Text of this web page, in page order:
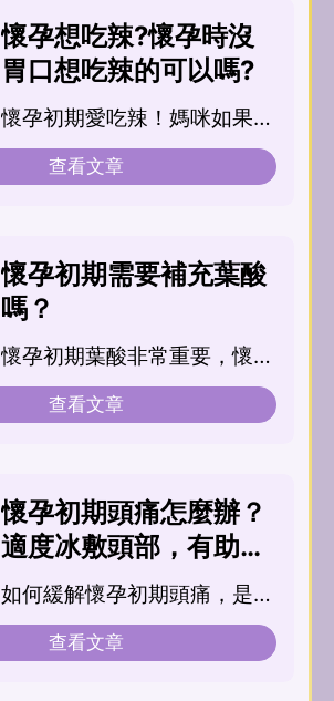
懷孕想吃辣?懷孕時沒
胃口想吃辣的可以嗎?
懷孕初期愛吃辣！媽咪如果吃
辣能增加食...
查看文章
懷孕初期需要補充葉酸
嗎？
懷孕初期葉酸非常重要，懷孕
初期正是寶寶重要神經系統發
展期，建議在備孕期...
查看文章
懷孕初期頭痛怎麼辦？
適度冰敷頭部，有助減
緩懷孕頭痛
如何緩解懷孕初期頭痛，是每
個媽咪都想知道解答的問題。
本文將為懷孕媽咪們解析懷孕
查看文章